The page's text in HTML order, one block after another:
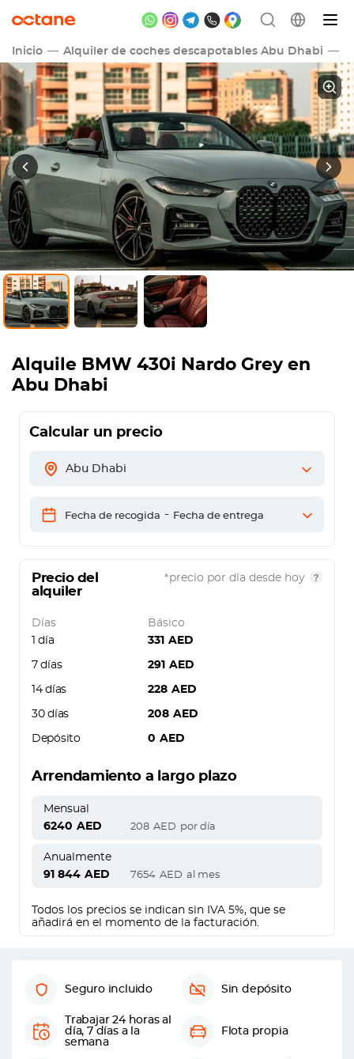
Inicio Alquiler de coches descapotables Abu Dhabi
Alquile BMW 430i Nardo Greyen
Abu Dhabi
Calcular un precio
Abu Dhabi
Fecha de recogida - Fecha de entrega
Precio del
alquiler
*precio por día desde hoy
Días
Básico
1 día
331 AED
7 días 291 AED
14 días 228 AED
30 días 208 AED
Depósito 0 AED
Arrendamiento a largo plazo
Mensual
6240 AED 208 AED por día
Anualmente
91 844 AED 7654 AED al mes
Todos los precios se indican sin IVA 5%, que se
añadirá en el momento de la facturación.
Seguro incluido Sin depósito
Trabajar 24 horas al
día, 7 días a la
semana
Flota propia